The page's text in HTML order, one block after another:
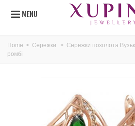
MENU
Home > Сережки > Сережки позолота
ромбі